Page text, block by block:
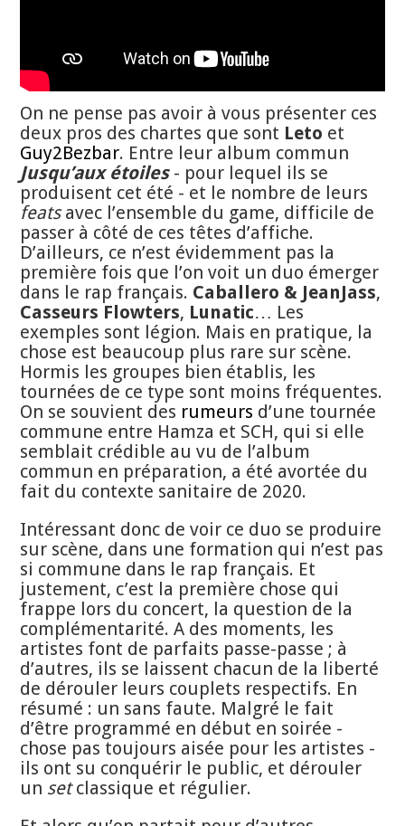
On ne pense pas avoir à vous présenter ces
deux pros des chartes que sont Leto et
Guy2Bezbar. Entre leur album commun
Jusqu’aux étoiles - pour lequel ils se
produisent cet été - et le nombre de leurs
featsavec l’ensemble du game, difficile de
passer à côté de ces têtes d’affiche.
D’ailleurs, ce n’est évidemment pas la
première fois que l’on voit un duo émerger
dans le rap français. Caballero & JeanJass,
Casseurs Flowters, Lunatic… Les
exemples sont légion. Mais en pratique, la
chose est beaucoup plus rare sur scène.
Hormis les groupes bien établis, les
tournées de ce type sont moins fréquentes.
On se souvient des rumeurs d’une tournée
commune entre Hamza et SCH, qui si elle
semblait crédible au vu de l’album
commun en préparation, a été avortée du
fait du contexte sanitaire de 2020.
Intéressant donc de voir ce duo se produire
sur scène, dans une formation qui n’est pas
si commune dans le rap français. Et
justement, c’est la première chose qui
frappe lors du concert, la question de la
complémentarité. A des moments, les
artistes font de parfaits passe-passe ; à
d’autres, ils se laissent chacun de la liberté
de dérouler leurs couplets respectifs. En
résumé : un sans faute. Malgré le fait
d’être programmé en début en soirée -
chose pas toujours aisée pour les artistes -
ils ont su conquérir le public, et dérouler
un setclassique et régulier.